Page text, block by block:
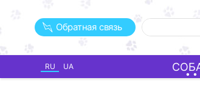
Обратная связь
RU UA